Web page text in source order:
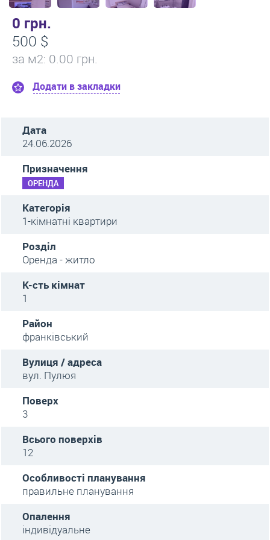
0 грн.
500 $
за м2: 0.00 грн.
Додати в закладки
Дата
24.06.2026
Призначення
ОРЕНДА
Категорія
1-кімнатні квартири
Розділ
Оренда - житло
К-сть кімнат
1
Район
франківський
Вулиця / адреса
вул. Пулюя
Поверх
3
Всього поверхів
12
Особливості планування
правильне планування
Опалення
індивідуальне